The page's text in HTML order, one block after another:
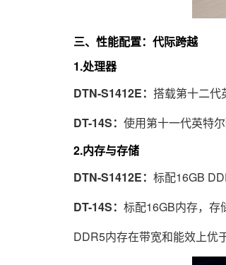
三、性能配置：代际跨越
1.处理器
DTN-S1412E： 搭载第十二代
DT-14S： 使用第十一代英特
2.内存与存储
DTN-S1412E： 标配16GB
DT-14S： 标配16GB内存，存
DDR5内存在带宽和能效上优于